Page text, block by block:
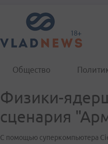
Общество
Физики-
сценария
C помощью суперкомпьютера